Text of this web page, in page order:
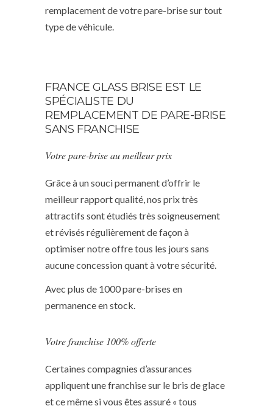
remplacement de votre pare-brise sur tout
type de véhicule.
FRANCE GLASS BRISE EST LE
SPÉCIALISTE DU
REMPLACEMENT DE PARE-BRISE
SANS FRANCHISE
Votre pare-brise au meilleur prix
Grâce à un souci permanent d’offrir le
meilleur rapport qualité, nos prix très
attractifs sont étudiés très soigneusement
et révisés régulièrement de façon à
optimiser notre offre tous les jours sans
aucune concession quant à votre sécurité.
Avec plus de 1000 pare-brises en
permanence en stock.
Votre franchise 100% offerte
Certaines compagnies d’assurances
appliquent une franchise sur le bris de glace
et ce même si vous êtes assuré « tous